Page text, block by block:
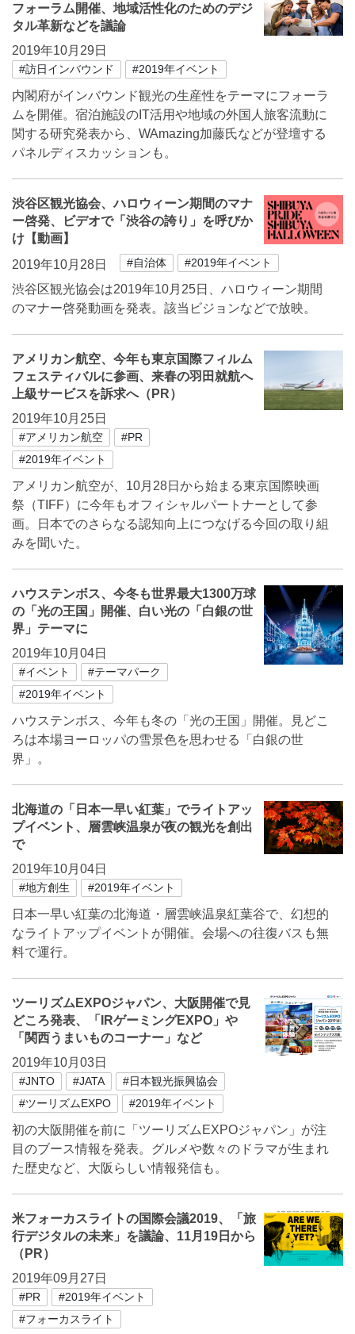
フォーラム開催、地域活性化のためのデジ
タル革新などを議論
2019年10月29日
#訪日インバウンド #2019年イベント
内閣府がインバウンド観光の生産性をテーマにフォーラ
ムを開催。宿泊施設のIT活用や地域の外国人旅客流動に
関する研究発表から、WAmazing加藤氏などが登壇する
パネルディスカッションも。
渋谷区観光協会、ハロウィーン期間のマナ
ー啓発、ビデオで「渋谷の誇り」を呼びか
け【動画】
2019年10月28日
#自治体 #2019年イベント
渋谷区観光協会は2019年10月25日、ハロウィーン期間
のマナー啓発動画を発表。該当ビジョンなどで放映。
アメリカン航空、今年も東京国際フィルム
フェスティバルに参画、来春の羽田就航へ
上級サービスを訴求へ（PR）
2019年10月25日
#アメリカン航空
#PR
#2019年イベント
アメリカン航空が、10月28日から始まる東京国際映画
祭（TIFF）に今年もオフィシャルパートナーとして参
画。日本でのさらなる認知向上につなげる今回の取り組
みを聞いた。
ハウステンボス、今冬も世界最大1300万球
の「光の王国」開催、白い光の「白銀の世
界」テーマに
2019年10月04日
#イベント
#テーマパーク
#2019年イベント
ハウステンボス、今年も冬の「光の王国」開催。見どこ
ろは本場ヨーロッパの雪景色を思わせる「白銀の世
界」。
北海道の「日本一早い紅葉」でライトアッ
プイベント、層雲峡温泉が夜の観光を創出
で
2019年10月04日
#地方創生 #2019年イベント
日本一早い紅葉の北海道・層雲峡温泉紅葉谷で、幻想的
なライトアップイベントが開催。会場への往復バスも無
料で運行。
ツーリズムEXPOジャパン、大阪開催で見
どころ発表、「IRゲーミングEXPO」や
「関西うまいものコーナー」など
2019年10月03日
#JNTO #JATA
#日本観光振興協会
#ツーリズムEXPO
#2019年イベント
初の大阪開催を前に「ツーリズムEXPOジャパン」が注
目のブース情報を発表。グルメや数々のドラマが生まれ
た歴史など、大阪らしい情報発信も。
米フォーカスライトの国際会議2019、「旅
行デジタルの未来」を議論、11月19日から
（PR）
2019年09月27日
#PR
#2019年イベント
#フォーカスライト